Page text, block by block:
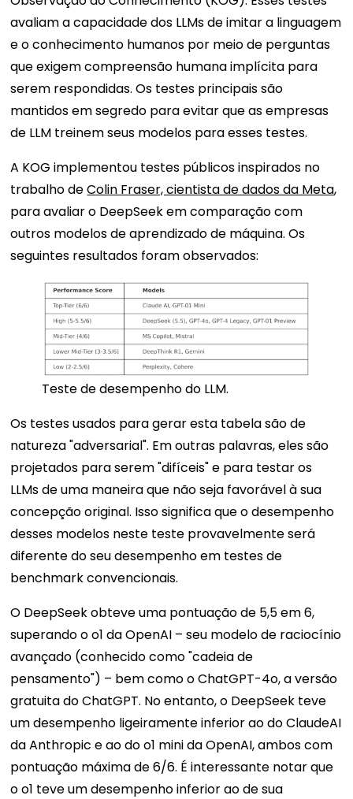
avaliam a capacidade dos LLMs de imitar a linguagem
e o conhecimento humanos por meio de perguntas
que exigem compreensão humana implícita para
serem respondidas. Os testes principais são
mantidos em segredo para evitar que as empresas
de LLM treinem seus modelos para esses testes.
A KOG implementou testes públicos inspirados no
trabalho deColin Fraser, cientista de dados da Meta,
para avaliar o DeepSeek em comparação com
outros modelos de aprendizado de máquina. Os
seguintes resultados foram observados:
Teste de desempenho do LLM.
Os testes usados ​​para gerar esta tabela são de
natureza "adversarial". Em outras palavras, eles são
projetados para serem "difíceis" e para testar os
LLMs de uma maneira que não seja favorável à sua
concepção original. Isso significa que o desempenho
desses modelos neste teste provavelmente será
diferente do seu desempenho em testes de
benchmark convencionais.
O DeepSeek obteve uma pontuação de 5,5 em 6,
superando o o1 da OpenAI – seu modelo de raciocínio
avançado (conhecido como "cadeia de
pensamento") – bem como o ChatGPT-4o, a versão
gratuita do ChatGPT. No entanto, o DeepSeek teve
um desempenho ligeiramente inferior ao do ClaudeAI
da Anthropic e ao do o1 mini da OpenAI, ambos com
pontuação máxima de 6/6. É interessante notar que
o o1 teve um desempenho inferior ao de sua